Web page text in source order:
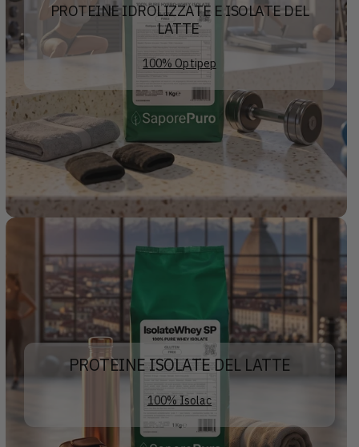
PROTEINE IDROLIZZATE E ISOLATE DEL
LATTE
100% Optipep
PROTEINE ISOLATE DEL LATTE
100% Isolac